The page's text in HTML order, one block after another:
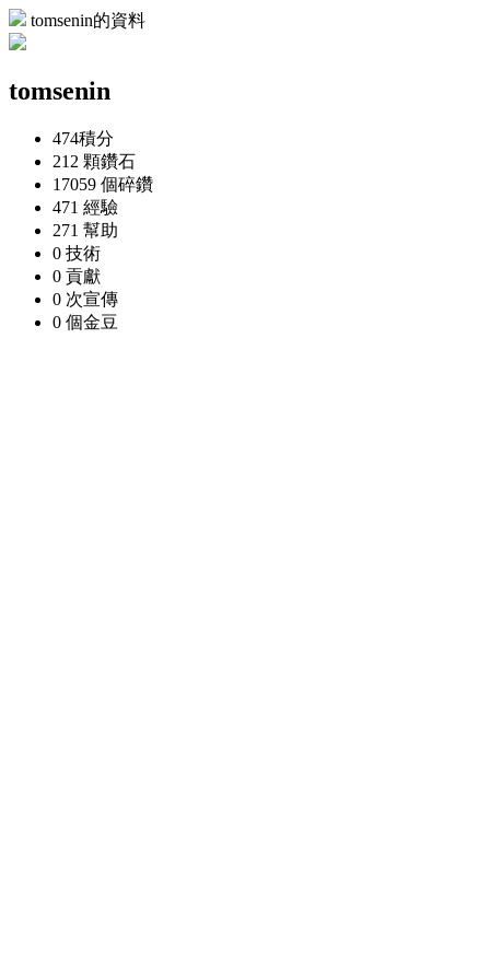
tomsenin的資料
tomsenin
474積分
212 顆鑽石
17059 個碎鑽
471 經驗
271 幫助
0 技術
0 貢獻
0 次宣傳
0 個金豆